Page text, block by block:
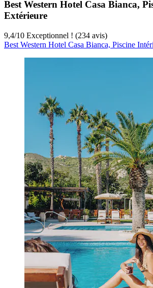
Best Western Hotel Casa Bianca,
Extérieure
9,4/10 Exceptionnel ! (234 avis)
Best Western Hotel Casa Bianca, Piscine